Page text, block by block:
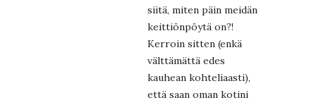
siitä, miten päin meidän
keittiönpöytä on?!
Kerroin sitten (enkä
välttämättä edes
kauhean kohteliaasti),
että saan oman kotini